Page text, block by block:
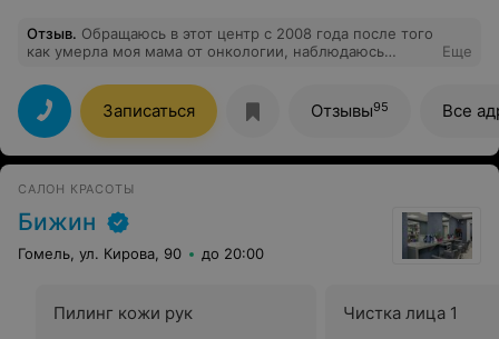
Отзыв. Обращаюсь в этот центр с 2008 года после того
как умерла моя мама от онкологии, наблюдаюсь
рекомендую женщинам получать в этом центр
качественную и быструю мед.помощь, так же в этот
центр обращаются за консультацией и моя семья.
Очень благодарна врачам этого центра, желаю им
также здоровья и успехов в их не легком труде!!!
Еще
Записаться Отзывы95 Все
САЛОН КРАСОТЫ
Бижин
Гомель, ул. Кирова, 90 до 20:00
Пилинг кожи рук Чистка лица 1